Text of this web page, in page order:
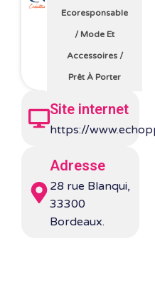
Ecoresponsable
/Mode Et
Accessoires/
Prêt À Porter
Site internet
https://
Adresse
28 rue Blanqui,
33300
Bordeaux.